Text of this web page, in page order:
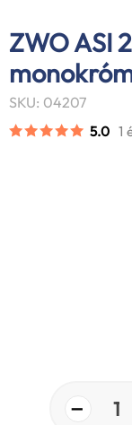
ZWO ASI
SKU: 04207
5.0 1
− 1